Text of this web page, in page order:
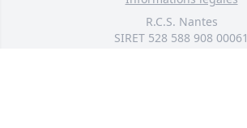
R.C.S. Nantes
SIRET 528 588 908 00061